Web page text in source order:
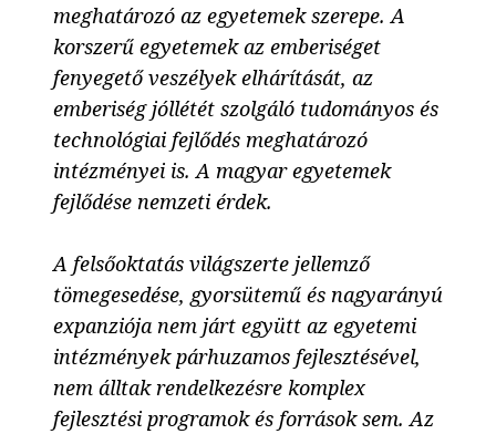
meghatározó az egyetemek szerepe. A
korszerű egyetemek az emberiséget
fenyegető veszélyek elhárítását, az
emberiség jóllétét szolgáló tudományos és
technológiai fejlődés meghatározó
intézményei is. A magyar egyetemek
fejlődése nemzeti érdek.
A felsőoktatás világszerte jellemző
tömegesedése, gyorsütemű és nagyarányú
expanziója nem járt együtt az egyetemi
intézmények párhuzamos fejlesztésével,
nem álltak rendelkezésre komplex
fejlesztési programok és források sem. Az